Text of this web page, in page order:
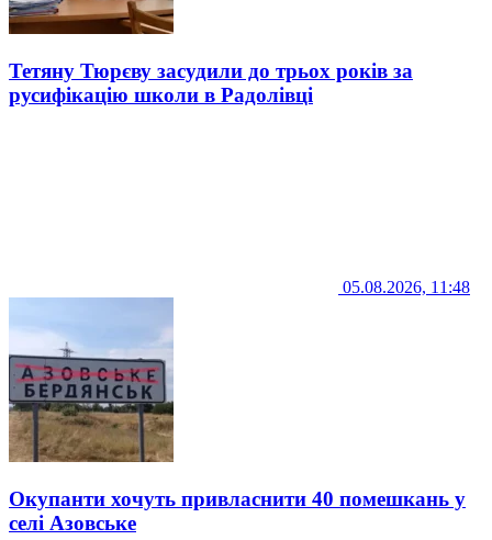
Тетяну Тюрєву засудили до трьох років за
русифікацію школи в Радолівці
05.08.2026, 11:48
Окупанти хочуть привласнити 40 помешкань у
селі Азовське